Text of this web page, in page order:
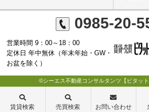
0985-20-
営業時間 9：00～18：00
定休日 年中無休（年末年始・GW・
お盆を除く）
©シーエス不動産コンサルタンツ【ピタット
賃貸検索 売買検索 お問い合わせ